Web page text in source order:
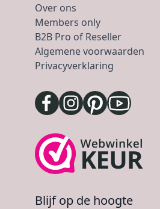
Over ons
Members only
B2B Pro of Reseller
Algemene voorwaarden
Privacyverklaring
Blijf op de hoogte